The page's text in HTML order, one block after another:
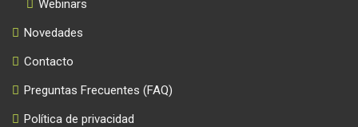
Webinars
Novedades
Contacto
Preguntas Frecuentes (FAQ)
Política de privacidad